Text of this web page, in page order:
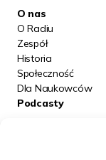
O nas
O Radiu
Zespół
Historia
Społeczność
Dla Naukowców
Podcasty